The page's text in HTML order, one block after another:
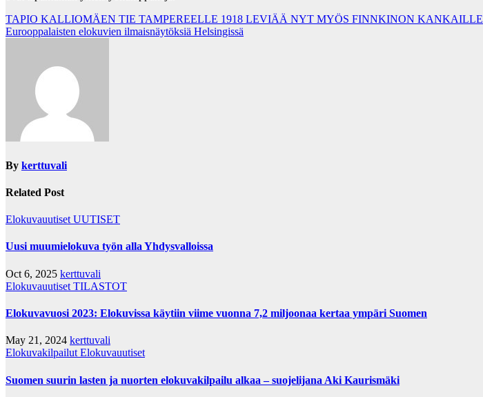
Post
navigation
TAPIO KALLIOMÄEN TIE TAMPEREELLE 1918 LEVIÄÄ NYT MYÖS FINNKINON KANKAILLE
Eurooppalaisten elokuvien ilmaisnäytöksiä Helsingissä
By kerttuvali
Related Post
Elokuvauutiset UUTISET
Uusi muumielokuva työn alla Yhdysvalloissa
Oct 6, 2025 kerttuvali
Elokuvauutiset TILASTOT
Elokuvavuosi 2023: Elokuvissa käytiin viime vuonna 7,2 miljoonaa kertaa ympäri Suomen
May 21, 2024 kerttuvali
Elokuvakilpailut Elokuvauutiset
Suomen suurin lasten ja nuorten elokuvakilpailu alkaa – suojelijana Aki Kaurismäki